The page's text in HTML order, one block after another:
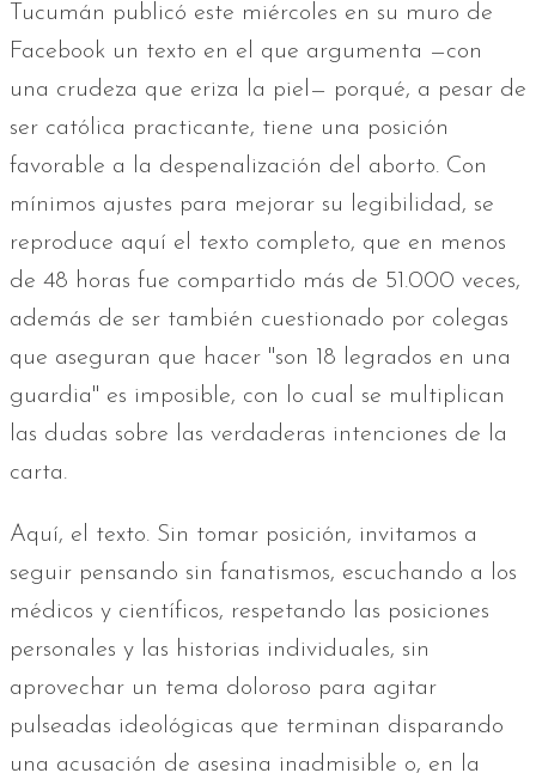
Tucumán publicó este miércoles en su muro de
Facebook un texto en el que argumenta —con
una crudeza que eriza la piel— porqué, a pesar de
ser católica practicante, tiene una posición
favorable a la despenalización del aborto. Con
mínimos ajustes para mejorar su legibilidad, se
reproduce aquí el texto completo, que en menos
de 48 horas fue compartido más de 51.000 veces,
además de ser también cuestionado por colegas
que aseguran que hacer "son 18 legrados en una
guardia" es imposible, con lo cual se multiplican
las dudas sobre las verdaderas intenciones de la
carta.
Aquí, el texto. Sin tomar posición, invitamos a
seguir pensando sin fanatismos, escuchando a los
médicos y científicos, respetando las posiciones
personales y las historias individuales, sin
aprovechar un tema doloroso para agitar
pulseadas ideológicas que terminan disparando
una acusación de asesina inadmisible o, en la